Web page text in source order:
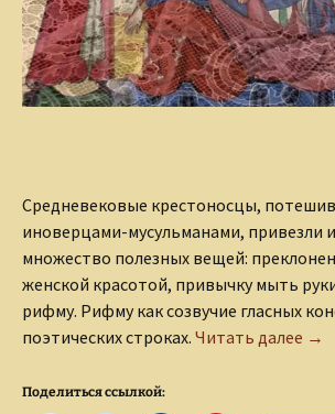
Средневековые крестоносцы, потешив
иноверцами-мусульманами, привезли
множество полезных вещей:
женской красотой, привычку мыть
рифму. Рифму как созвучие гласных
поэтических строках. Читать далее →
Поделиться ссылкой: